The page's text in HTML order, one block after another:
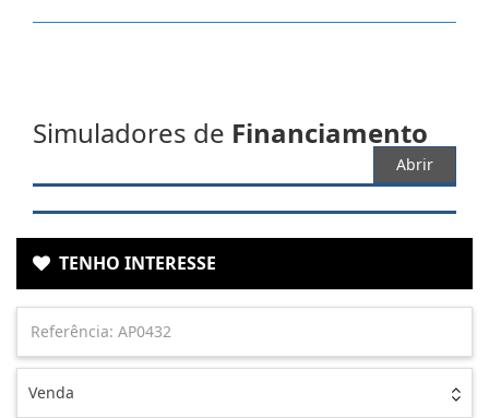
Simuladores de Financiamento
Abrir
TENHO INTERESSE
Venda